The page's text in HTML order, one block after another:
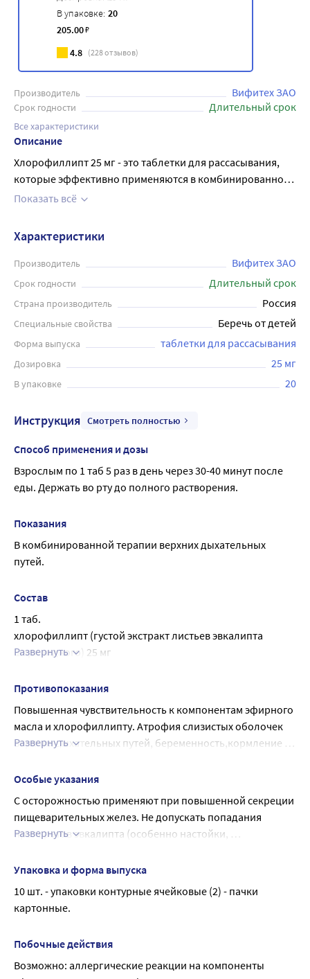
В упаковке: 20
205.00₽
4.8 (228отзывов)
Производитель Вифитех ЗАО
Срок годности Длительный срок
Все характеристики
Описание
Хлорофиллипт 25 мг - это таблетки для рассасывания,
которые эффективно применяются в комбинированной
терапии верхних дыхательных путей. Активным
экстракт листьев эвкалипта шаровидного), который
обладает мощным противовоспалительным,
антимикробным действием. Таблетки предназначены
для рассасывания во рту, они быстро растворяются и
также помогают повысить иммунитет и облегчить
дыхание. Хлорофиллипт 25 мг имеет минимальный риск
побочных эффектов. Препарат доступен без рецепта в
аптеках и может быть использован как дополнительное
лечение при заболеваниях верхних дыхательных путей.
Показать всё
Характеристики
Производитель Вифитех ЗАО
Срок годности Длительный срок
Страна производитель Россия
Специальные свойства Беречь от детей
Форма выпуска таблетки для рассасывания
Дозировка 25 мг
В упаковке 20
Инструкция Смотреть полностью
Способ применения и дозы
Взрослым по 1 таб 5 раз в день через 30-40 минут после
еды. Держать во рту до полного растворения.
Показания
В комбинированной терапии верхних дыхательных
путей.
Состав
1 таб.
хлорофиллипт (густой экстракт листьев эвкалипта
шаровидного) 25 мг
целлюлоза микрокристаллическая - 120 мг, лимонной
Развернуть
Противопоказания
Повышенная чувствительность к компонентам эфирного
масла и хлорофиллипту. Атрофия слизистых оболочек
верхних дыхательных путей, беременность,кормление
непереносимость фруктозы. Возраст до 18 лет.
Развернуть
Особые указания
С осторожностью применяют при повышенной секреции
пищеварительных желез. Не допускать попадания
препаратов эвкалипта (особенно настойки,
начала лечения необходимо проверить
чувствительность больного к растению. Для этого дают
больному выпить столовую ложку настоя, 10 капель
настойки или 25 капель 1% спиртового раствора
отсутствии через 6-8 часов аллергических реакций
можно назначать курсовое лечение. На непереносимость
Развернуть
Упаковка и форма выпуска
10 шт. - упаковки контурные ячейковые (2) - пачки
картонные.
Побочные действия
Возможно: аллергические реакции на компоненты